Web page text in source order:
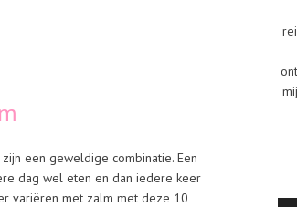
een geweldige combinatie. Een
dag wel eten en dan iedere keer
variëren met zalm met deze 10